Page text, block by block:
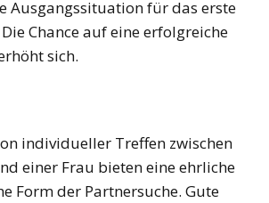
Ausgangssituation für das erste
Chance auf eine erfolgreiche
sich.
individueller Treffen zwischen
einer Frau bieten eine ehrliche
Form der Partnersuche. Gute